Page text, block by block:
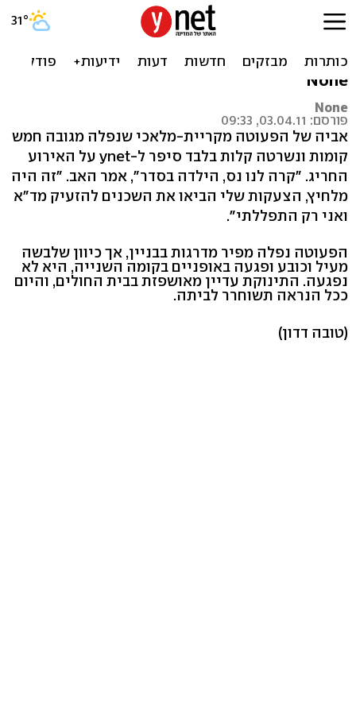
אבי הפעוטה שנפלה מחמש
קומות וניצלה: קרה לנו נס
None
None
פורסם: 03.04.11, 09:33
אביה של הפעוטה מקריית-מלאכי שנפלה מגובה חמש
קומות ונשרטה קלות בלבד סיפר ל-ynet על האירוע
החריג. "קרה לנו נס, הילדה בסדר", אמר האב. "זה היה
מלחיץ, הצעקות שלי הביאו את השכנים להזעיק מד"א
ואני רק התפללתי".
הפעוטה נפלה מפיר מדרגות בבניין, אך כיוון שלבשה
מעיל וכובע ופגעה באופניים בקומה השנייה, היא לא
נפגעה. התינוקת עדיין מאושפזת בבית החולים, והיום
ככל הנראה תשוחרר לביתה.
(טובה דדון)